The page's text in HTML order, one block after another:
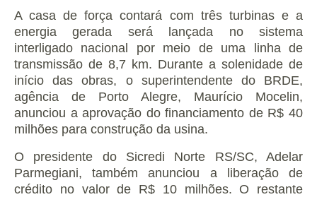
A casa de força contará com três turbinas e a
energia gerada será lançada no sistema
interligado nacional por meio de uma linha de
transmissão de 8,7 km. Durante a solenidade de
início das obras, o superintendente do BRDE,
agência de Porto Alegre, Maurício Mocelin,
anunciou a aprovação do financiamento de R$ 40
milhões para construção da usina.
O presidente do Sicredi Norte RS/SC, Adelar
Parmegiani, também anunciou a liberação de
crédito no valor de R$ 10 milhões. O restante